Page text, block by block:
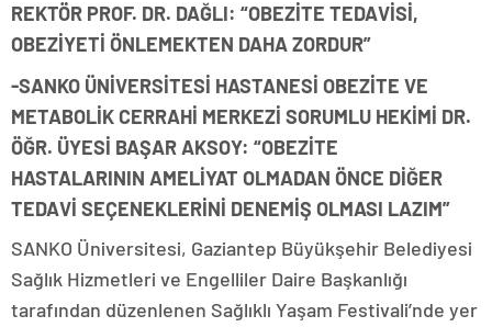
REKTÖR PROF. DR. DAĞLI: “OBEZİTE TEDAVİSİ,
OBEZİYETİ ÖNLEMEKTEN DAHA ZORDUR”
-SANKO ÜNİVERSİTESİ HASTANESİ OBEZİTE VE
METABOLİK CERRAHİ MERKEZİ SORUMLU HEKİMİ DR.
ÖĞR. ÜYESİ BAŞAR AKSOY: “OBEZİTE
HASTALARININ AMELİYAT OLMADAN ÖNCE DİĞER
TEDAVİ SEÇENEKLERİNİ DENEMİŞ OLMASI LAZIM”
SANKO Üniversitesi, Gaziantep Büyükşehir Belediyesi
Sağlık Hizmetleri ve Engelliler Daire Başkanlığı
tarafından düzenlenen Sağlıklı Yaşam Festivali’nde yer